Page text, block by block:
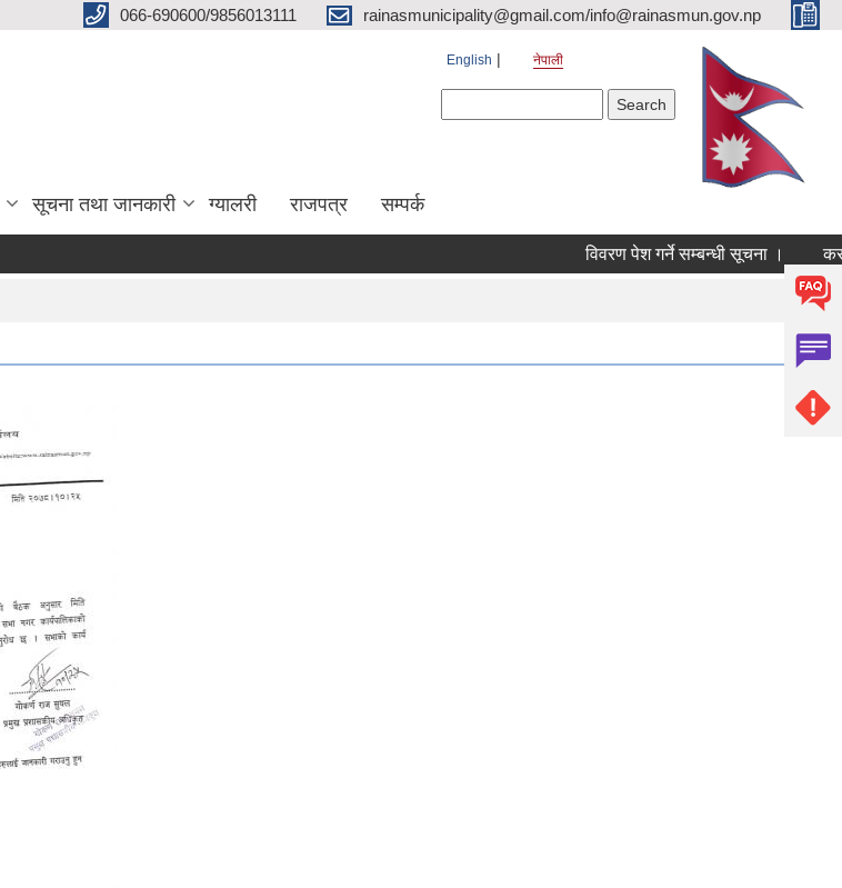
066-690600/9856013111 rainasmunicipality@gmail.com/info@rainasmun.gov.np
English नेपाली
सूचना तथा जानकारी ग्यालरी राजपत्र सम्पर्क
विवरण पेश गर्ने सम्बन्धी सूचना । कर